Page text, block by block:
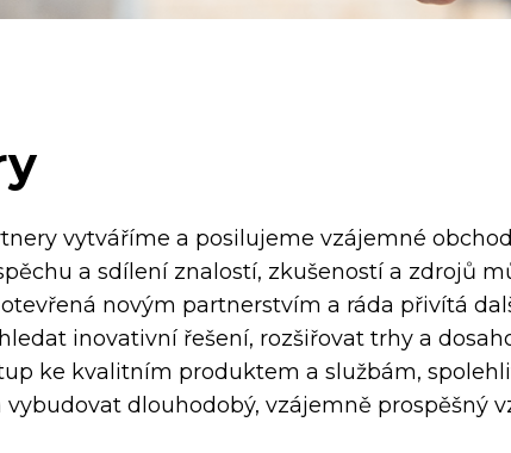
vytváříme a posilujeme vzájemné
a sdílení znalostí, zkušeností a zdrojů
novým partnerstvím a ráda přivítá
inovativní řešení, rozšiřovat trhy a
ke kvalitním produktem a službám,
dlouhodobý, vzájemně prospěšný